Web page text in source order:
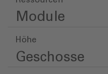
Module
Höhe
Geschosse